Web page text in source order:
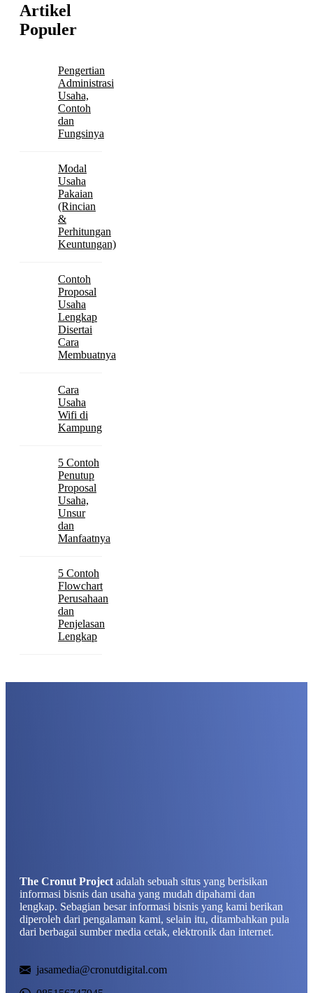
Artikel
Populer
Pengertian
Administrasi
Usaha,
Contoh
dan
Fungsinya
Modal
Usaha
Pakaian
(Rincian
&
Perhitungan
Keuntungan)
Contoh
Proposal
Usaha
Lengkap
Disertai
Cara
Membuatnya
Cara
Usaha
Wifi di
Kampung
5 Contoh
Penutup
Proposal
Usaha,
Unsur
dan
Manfaatnya
5 Contoh
Flowchart
Perusahaan
dan
Penjelasan
Lengkap
The Cronut Project adalah sebuah situs yang berisikan
informasi bisnis dan usaha yang mudah dipahami dan
lengkap. Sebagian besar informasi bisnis yang kami berikan
diperoleh dari pengalaman kami, selain itu, ditambahkan pula
dari berbagai sumber media cetak, elektronik dan internet.
jasamedia@cronutdigital.com